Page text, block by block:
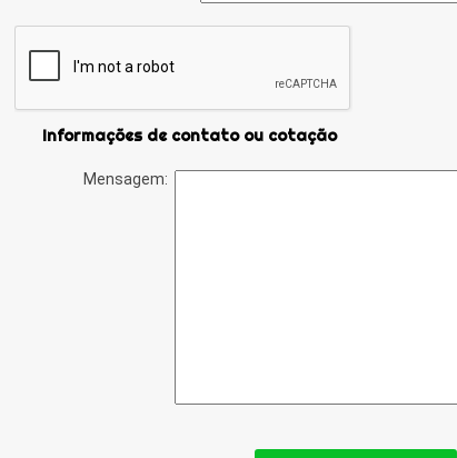
Informações de contato ou cotação
Mensagem: